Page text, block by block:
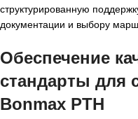
структурированную
документации и выбору
Обеспечение
стандарты для
Bonmax PTH